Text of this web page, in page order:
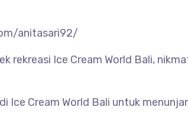
anitasari92/
rekreasi Ice Cream World Bali,
Cream World Bali untuk